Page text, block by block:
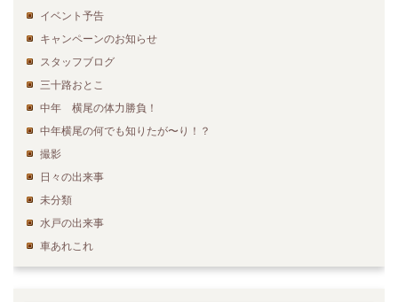
イベント予告
キャンペーンのお知らせ
スタッフブログ
三十路おとこ
中年 横尾の体力勝負！
中年横尾の何でも知りたが〜り！？
撮影
日々の出来事
未分類
水戸の出来事
車あれこれ